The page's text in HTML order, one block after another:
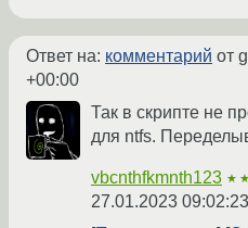
Ответ на: комментарий от
+00:00
Так в скрипте не
для ntfs.
vbcnthfkmnth123
27.01.2023